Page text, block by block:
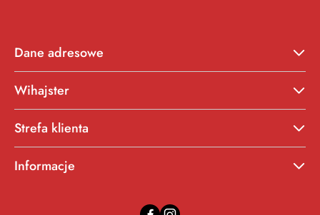
Dane adresowe
Wihajster
Strefa klienta
Informacje